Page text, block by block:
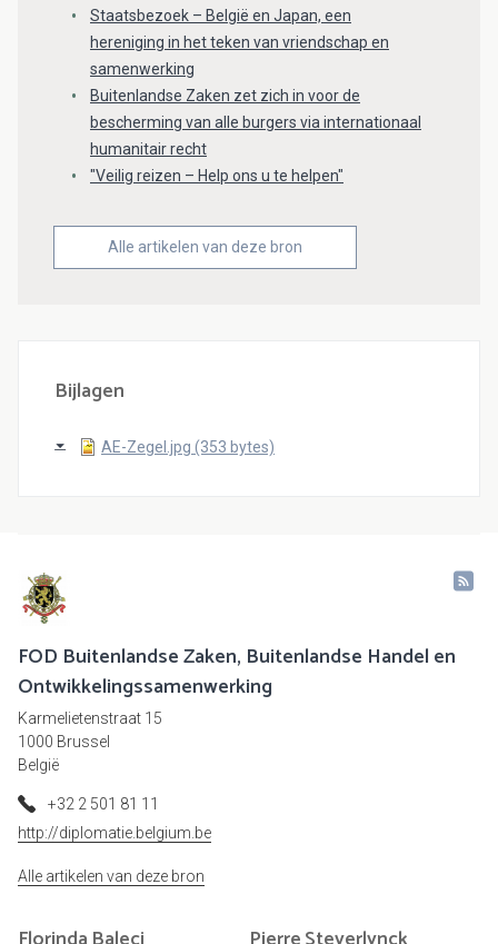
Staatsbezoek – België en Japan, een
hereniging in het teken van vriendschap en
samenwerking
Buitenlandse Zaken zet zich in voor de
bescherming van alle burgers via internationaal
humanitair recht
"Veilig reizen – Help ons u te helpen"
Alle artikelen van deze bron
Bijlagen
AE-Zegel.jpg (353 bytes)
FOD Buitenlandse Zaken, Buitenlandse Handel en
Ontwikkelingssamenwerking
Karmelietenstraat 15
1000 Brussel
België
+32 2 501 81 11
http://diplomatie.belgium.be
Alle artikelen van deze bron